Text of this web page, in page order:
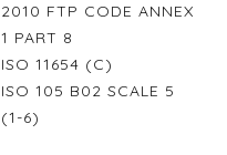
2010 FTP CODE ANNEX
1 PART 8
ISO 11654 (C)
ISO 105 B02 SCALE 5
(1-6)